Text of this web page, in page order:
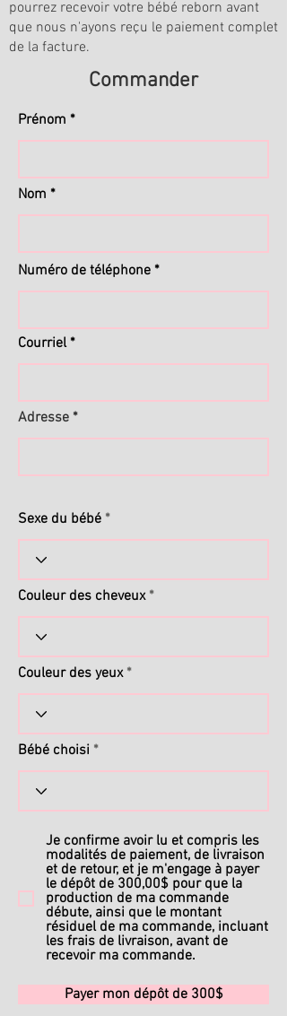
pourrez recevoir votre bébé reborn avant
que nous n'ayons reçu le paiement complet
de la facture.
Commander
Prénom
Nom
Numéro de téléphone
Courriel
Adresse
Sexe du bébé
Couleur des cheveux
Couleur des yeux
Bébé choisi
Je confirme avoir lu et compris les
modalités de paiement, de livraison
et de retour, et je m'engage à payer
le dépôt de 300,00$ pour que la
production de ma commande
débute, ainsi que le montant
résiduel de ma commande, incluant
les frais de livraison, avant de
recevoir ma commande.
Payer mon dépôt de 300$